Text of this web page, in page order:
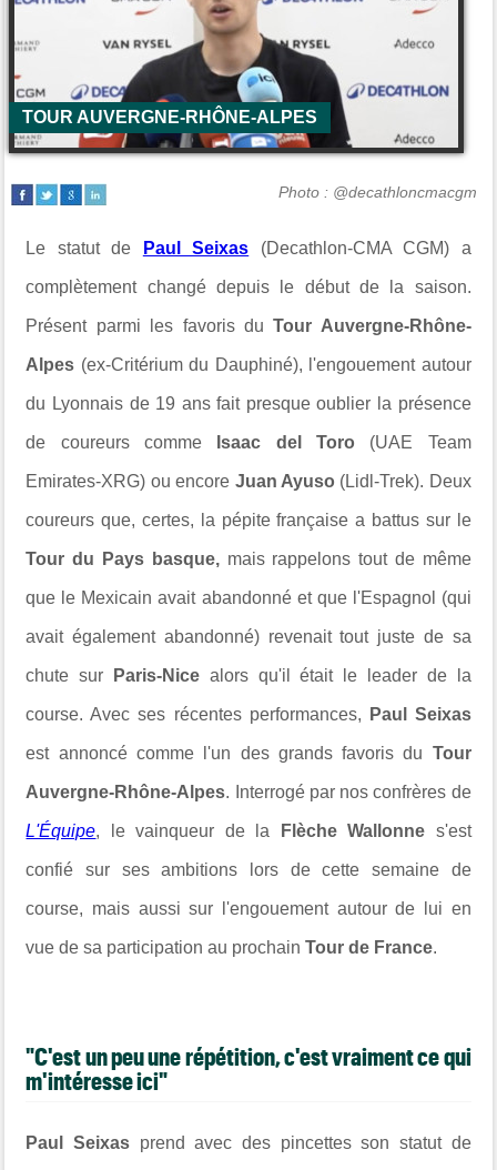
TOUR AUVERGNE-RHÔNE-ALPES
Photo : @decathloncmacgm
Le statut de Paul Seixas (Decathlon-CMA CGM) a
complètement changé depuis le début de la saison.
Présent parmi les favoris duTour Auvergne-Rhône-
Alpes (ex-Critérium du Dauphiné), l'engouement autour
du Lyonnais de 19 ans fait presque oublier la présence
de coureurs comme Isaac del Toro (UAE Team
Emirates-XRG) ou encore Juan Ayuso (Lidl-Trek). Deux
coureurs que, certes, la pépite française a battus sur le
Tour du Pays basque,mais rappelons tout de même
que le Mexicain avait abandonné et que l'Espagnol (qui
avait également abandonné) revenait tout juste de sa
chute sur Paris-Nice alors qu'il était le leader de la
course. Avec ses récentes performances, Paul Seixas
est annoncé comme l'un des grands favoris du Tour
Auvergne-Rhône-Alpes. Interrogé par nos confrères de
L'Équipe, le vainqueur de la Flèche Wallonne s'est
confié sur ses ambitions lors de cette semaine de
course, mais aussi sur l'engouement autour de lui en
vue de sa participation au prochainTour de France.
"C'est un peu une répétition, c'est vraiment ce qui
m'intéresse ici"
Paul Seixas prend avec des pincettes son statut de